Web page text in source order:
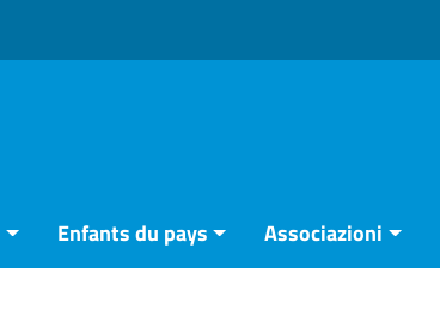
Enfants du pays Associazioni